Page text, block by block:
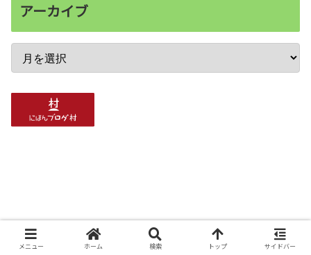
アーカイブ
メニュー ホーム 検索 トップ サイドバー